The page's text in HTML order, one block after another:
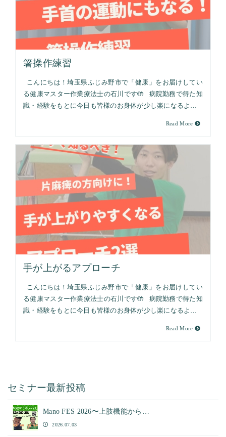
箸操作練習
こんにちは！埼玉県ふじみ野市で「健康」をお届けしてい
る健康マスター作業療法士の石川です🤲 病院勤務で得た知
識・経験をもとに今日も皆様のお身体が少し楽になるよ…
Read More
手が上がるアプローチ
こんにちは！埼玉県ふじみ野市で「健康」をお届けしてい
る健康マスター作業療法士の石川です🤲 病院勤務で得た知
識・経験をもとに今日も皆様のお身体が少し楽になるよ…
Read More
セミナー最新投稿
Mano FES 2026〜上肢機能から…
2026.07.03